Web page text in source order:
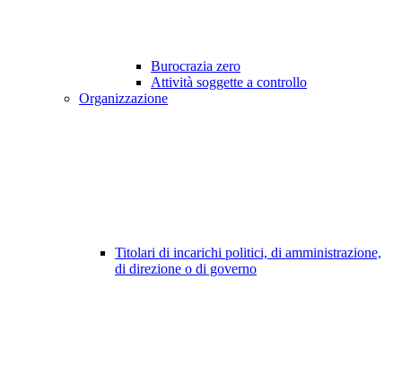
Burocrazia zero
Attività soggette a controllo
Organizzazione
Titolari di incarichi politici, di amministrazione,
di direzione o di governo